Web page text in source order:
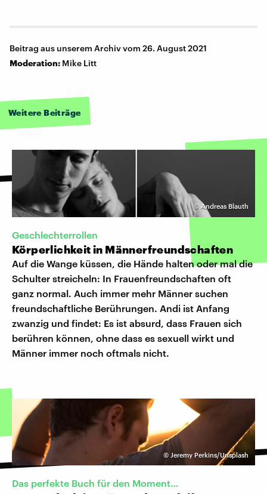
Beitrag aus unserem Archiv vom 26. August 2021
Moderation: Mike Litt
Weitere Beiträge
© Andreas Blauth
Geschlechterrollen
Körperlichkeit in Männerfreundschaften
Auf die Wange küssen, die Hände halten oder mal die
Schulter streicheln: In Frauenfreundschaften oft
ganz normal. Auch immer mehr Männer suchen
freundschaftliche Berührungen. Andi ist Anfang
zwanzig und findet: Es ist absurd, dass Frauen sich
berühren können, ohne dass es sexuell wirkt und
Männer immer noch oftmals nicht.
© Jeremy Perkins/Unsplash
Das perfekte Buch für den Moment…